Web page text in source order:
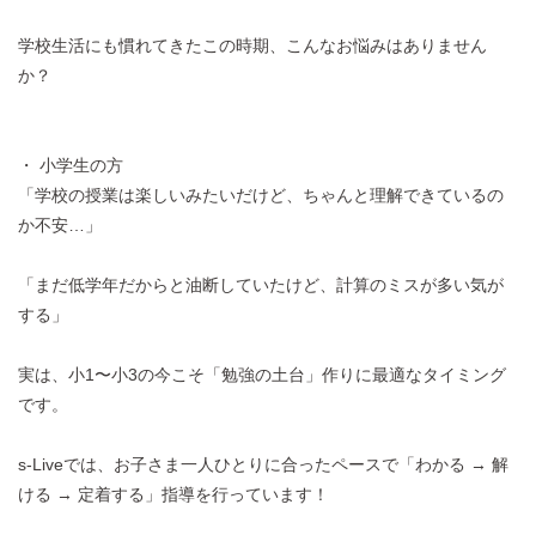
学校生活にも慣れてきたこの時期、こんなお悩みはありません
か？
・ 小学生の方
「学校の授業は楽しいみたいだけど、ちゃんと理解できているの
か不安…」
「まだ低学年だからと油断していたけど、計算のミスが多い気が
する」
実は、小1〜小3の今こそ「勉強の土台」作りに最適なタイミング
です。
s-Liveでは、お子さま一人ひとりに合ったペースで「わかる → 解
ける → 定着する」指導を行っています！